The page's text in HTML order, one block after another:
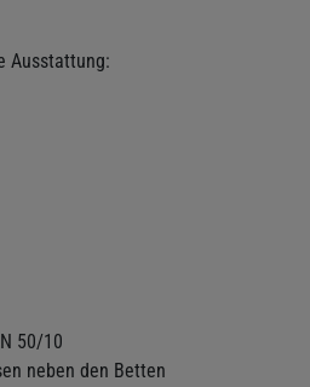
Ausstattung:
50/10
neben den Betten